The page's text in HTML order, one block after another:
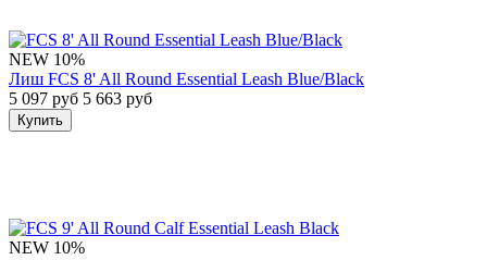
NEW 10%
Лиш FCS 8' All Round Essential Leash Blue/Black
5 097 руб 5 663 руб
Купить
NEW 10%